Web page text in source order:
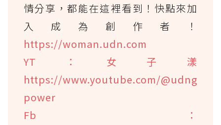
情分享，都能在這裡看到！快點來加
入成為創作者！
https://woman.udn.com
YT：女子漾
https://www.youtube.com/@udng
power
Fb：